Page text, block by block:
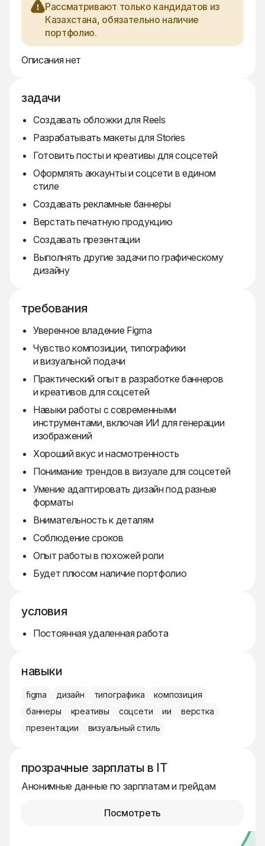
Рассматривают только кандидатов из
Казахстана, обязательно наличие
портфолио.
Описания нет
задачи
Создавать обложки для Reels
Разрабатывать макеты для Stories
Готовить посты и креативы для соцсетей
Оформлять аккаунты и соцсети в едином
стиле
Создавать рекламные баннеры
Верстать печатную продукцию
Создавать презентации
Выполнять другие задачи по графическому
дизайну
требования
Уверенное владение Figma
Чувство композиции, типографики
и визуальной подачи
Практический опыт в разработке баннеров
и креативов для соцсетей
Навыки работы с современными
инструментами, включая ИИ для генерации
изображений
Хороший вкус и насмотренность
Понимание трендов в визуале для соцсетей
Умение адаптировать дизайн под разные
форматы
Внимательность к деталям
Соблюдение сроков
Опыт работы в похожей роли
Будет плюсом наличие портфолио
условия
Постоянная удаленная работа
навыки
figma дизайн типографика
композиция
баннеры
креативы соцсети ии
верстка
презентации
визуальный стиль
прозрачные зарплаты в IT
Анонимные данные по зарплатам и грейдам
Посмотреть